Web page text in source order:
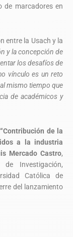
de marcadores en
entre la Usach y la
y la concepción de
los desafíos de
vínculo es un reto
mismo tiempo que
de académicos y
“Contribución de la
a la industria
Mercado Castro,
Investigación,
Católica de
del lanzamiento